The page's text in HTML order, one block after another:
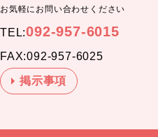
お気軽にお問い合わせください
TEL:092-957-6015
FAX:092-957-6025
掲示事項